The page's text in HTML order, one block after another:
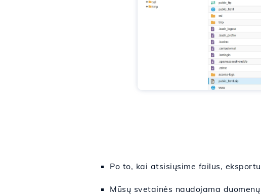
Po to, kai atsisiųsime failus,
Mūsų svetainės naudojama